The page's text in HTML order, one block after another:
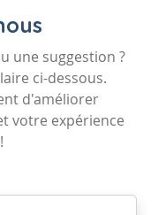
une suggestion ?
ci-dessous.
d'améliorer
votre expérience